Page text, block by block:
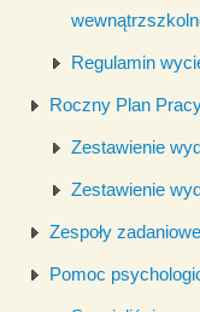
Regulamin
Roczny Plan
Zestawienie
Zestawienie
Zespoły zadaniowe
Pomoc